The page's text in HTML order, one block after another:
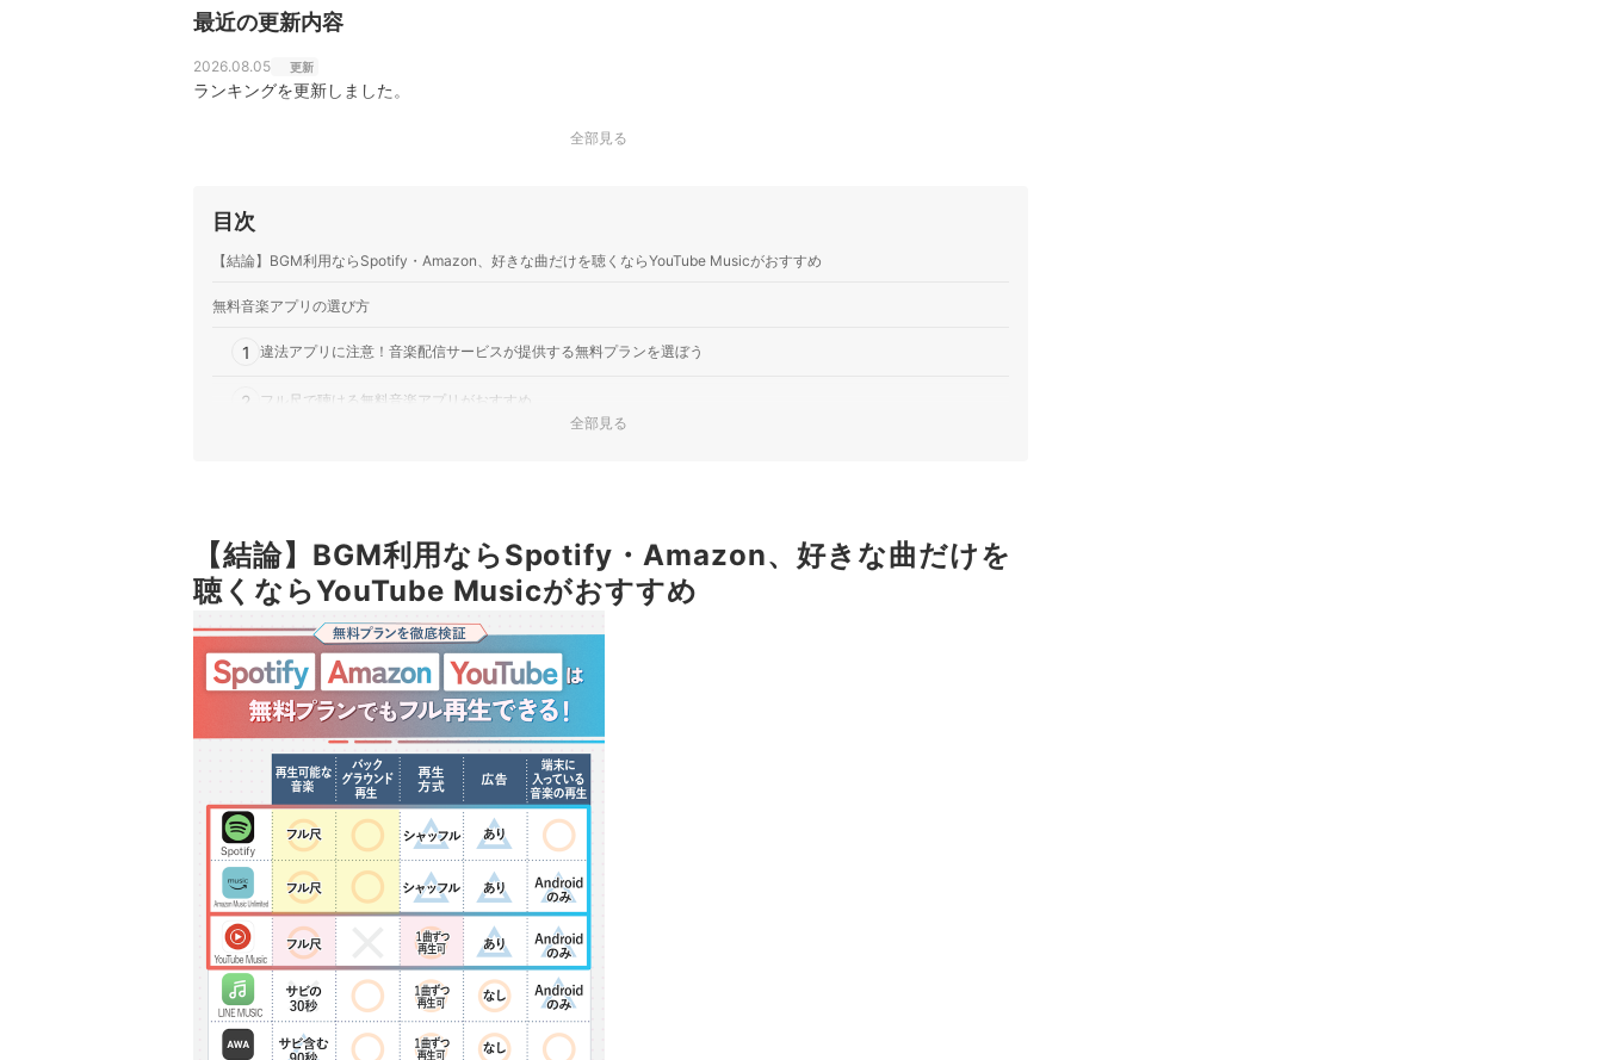
最近の更新内容
2026.08.05 更新
ランキングを更新しました。
全部見る
目次
【結論】BGM利用ならSpotify・Amazon、好きな曲だけを聴くならYouTube Musicがおすすめ
無料音楽アプリの選び方
1 違法アプリに注意！音楽配信サービスが提供する無料プランを選ぼう
2 フル尺で聴ける無料音楽アプリがおすすめ
5 配信されている曲以外も聴ける機能を確認しよう
6 機能の制限が気になるなら有料の音楽アプリを検討。1か月無料で体験できる
無料音楽アプリ全9選おすすめ人気ランキング
全部見る
【結論】BGM利用ならSpotify・Amazon、好きな曲だけを
聴くならYouTube Musicがおすすめ